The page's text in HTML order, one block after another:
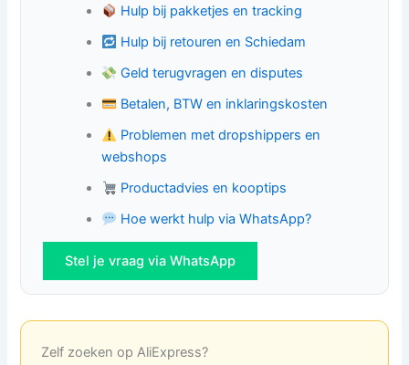
Hulp bij pakketjes en tracking
Hulp bij retouren en Schiedam
Geld terugvragen en disputes
Betalen, BTW en inklaringskosten
Problemen met dropshippers en
webshops
Productadvies en kooptips
Hoe werkt hulp via WhatsApp?
Stel je vraag via WhatsApp
Zelf zoeken op AliExpress?